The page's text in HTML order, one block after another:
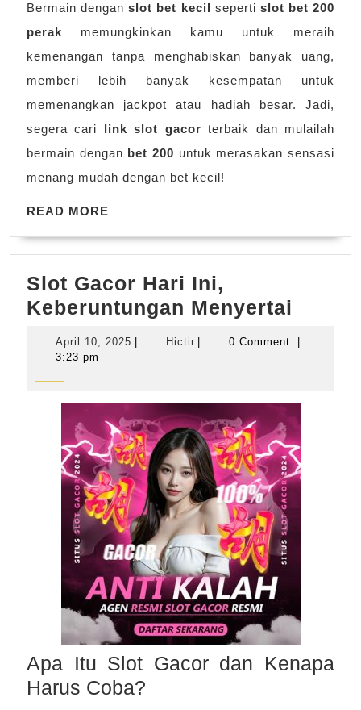
Bermain denganslot bet kecil seperti slot bet 200
perak memungkinkan kamu untuk meraih
kemenangan tanpa menghabiskan banyak uang,
memberi lebih banyak kesempatan untuk
memenangkan jackpot atau hadiah besar. Jadi,
segera cari link slot gacor terbaik dan mulailah
bermain dengan bet 200 untuk merasakan sensasi
menang mudah dengan bet kecil!
READ MORE
Slot Gacor Hari Ini,
Keberuntungan Menyertai
Hari
April 10, 2025 April
HictirHictir 0 Comment
3:23 pm
Apa Itu Slot Gacor dan Kenapa
Harus Coba?